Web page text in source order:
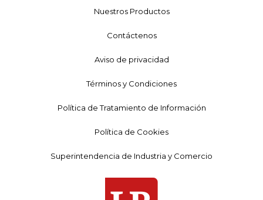
Nuestros Productos
Contáctenos
Aviso de privacidad
Términos y Condiciones
Política de Tratamiento de Información
Política de Cookies
Superintendencia de Industria y Comercio